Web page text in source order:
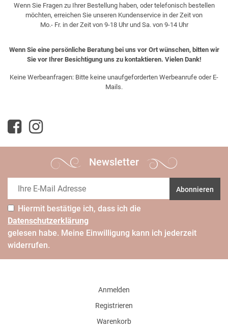
Wenn Sie Fragen zu Ihrer Bestellung haben, oder telefonisch bestellen
möchten, erreichen Sie unseren Kundenservice in der Zeit von
Mo.- Fr. in der Zeit von 9-18 Uhr und Sa. von 9-14 Uhr
Wenn Sie eine persönliche Beratung bei uns vor Ort wünschen, bitten wir
Sie vor Ihrer Besichtigung uns zu kontaktieren. Vielen Dank!
Keine Werbeanfragen: Bitte keine unaufgeforderten Werbeanrufe oder E-
Mails.
Newsletter
Abonnieren
Hiermit bestätige ich, dass ich die
Daten­schutz­erklärung
gelesen habe. Meine Einwilligung kann ich jederzeit
widerrufen.
Anmelden
Registrieren
Warenkorb